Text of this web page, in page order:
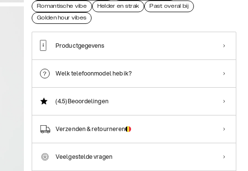
Romantische vibe
Helder en strak
Past overal bij
Golden hour vibes
Productgegevens
Welk telefoonmodel heb ik?
(4.5)Beoordelingen
Verzenden & retourneren
Veelgestelde vragen